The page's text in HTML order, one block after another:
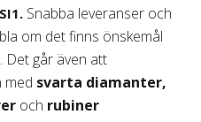
Snabba leveranser och
om det finns önskemål
Det går även att
med svarta diamanter,
och rubiner